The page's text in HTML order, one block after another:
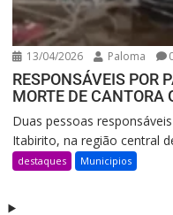
13/04/2026 Paloma
RESPONSÁVEIS POR
MORTE DE CANTORA
Duas pessoas
Itabirito, na região central
destaques Municipios